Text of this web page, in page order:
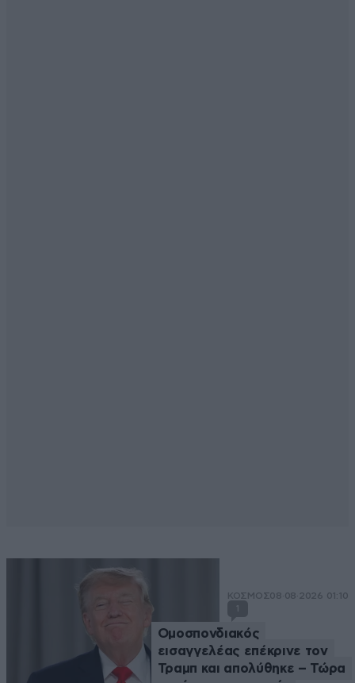
ΚΟΣΜΟΣ08·08·2026 01:10
1
Ομοσπονδιακός
εισαγγελέας επέκρινε τον
Τραμπ και απολύθηκε – Τώρα